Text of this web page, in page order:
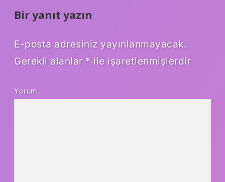
Bir yanıt yazın
E-posta adresiniz yayınlanmayacak.
Gerekli alanlar * ile işaretlenmişlerdir
Yorum